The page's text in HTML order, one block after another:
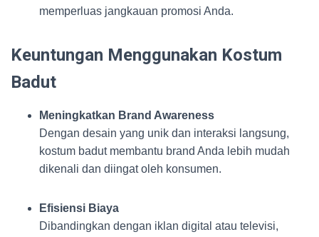
memperluas jangkauan promosi Anda.
Keuntungan Menggunakan Kostum
Badut
Meningkatkan Brand Awareness
Dengan desain yang unik dan interaksi langsung,
kostum badut membantu brand Anda lebih mudah
dikenali dan diingat oleh konsumen.
Efisiensi Biaya
Dibandingkan dengan iklan digital atau televisi,